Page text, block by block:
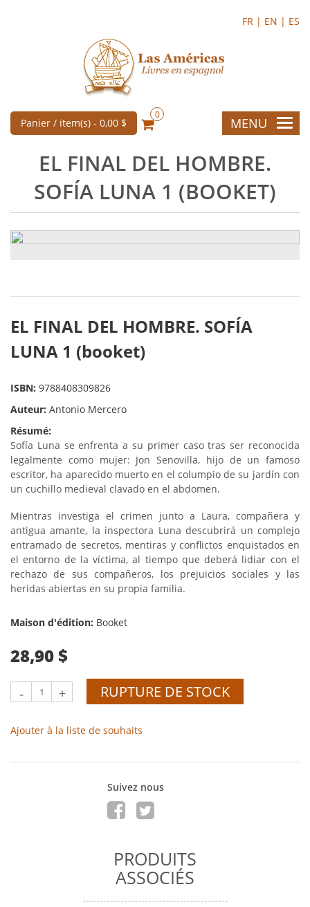
FR | EN | ES
Panier / item(s) - 0,00 $
0
MENU
EL FINAL DEL HOMBRE.
SOFÍA LUNA 1 (BOOKET)
EL FINAL DEL HOMBRE. SOFÍA
LUNA 1 (booket)
ISBN: 9788408309826
Auteur: Antonio Mercero
Résumé:
Sofía Luna se enfrenta a su primer caso tras ser reconocida
legalmente como mujer: Jon Senovilla, hijo de un famoso
escritor, ha aparecido muerto en el columpio de su jardín con
un cuchillo medieval clavado en el abdomen.
Mientras investiga el crimen junto a Laura, compañera y
antigua amante, la inspectora Luna descubrirá un complejo
entramado de secretos, mentiras y conflictos enquistados en
el entorno de la víctima, al tiempo que deberá lidiar con el
rechazo de sus compañeros, los prejuicios sociales y las
heridas abiertas en su propia familia.
Maison d'édition: Booket
28,90 $
- + RUPTURE DE STOCK
Ajouter à la liste de souhaits
Suivez nous
PRODUITS
ASSOCIÉS